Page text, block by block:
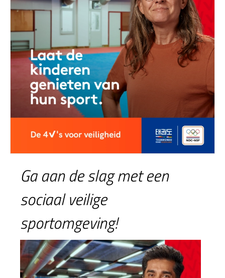
Ga aan de slag met een
sociaal veilige
sportomgeving!